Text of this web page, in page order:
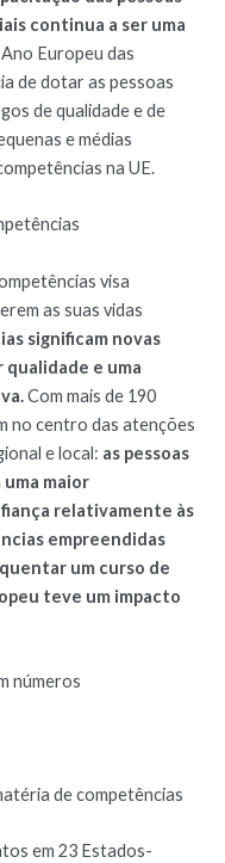
continua a ser uma
Ano Europeu das
de dotar as pessoas
de qualidade e de
e médias
na UE.
visa
as suas vidas
significam novas
e uma
Com mais de 190
no centro das atenções
e local: as pessoas
maior
relativamente às
empreendidas
um curso de
teve um impacto
números
de competências
em 23 Estados-